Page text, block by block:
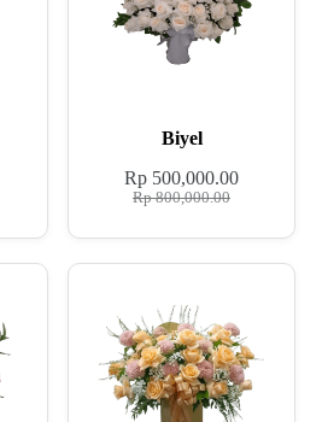
Biyel
Rp800,000.00
Rp 500,000.00